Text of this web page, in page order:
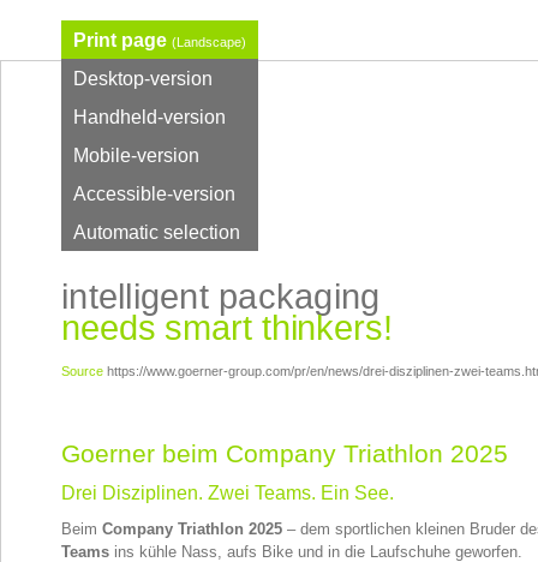
intelligent packaging
needs smart thinkers!
Source https://www.goerner-group.com/pr/en/news/drei-disziplinen-zwei-
Print page (Landscape)
Desktop-version
Handheld-version
Mobile-version
Accessible-version
Automatic selection
Goerner beim Company Triathlon 2025
Drei Disziplinen. Zwei Teams. Ein See.
Beim Company Triathlon 2025 – dem sportlichen kleinen Bruder
Teams ins kühle Nass, aufs Bike und in die Laufschuhe geworfen.